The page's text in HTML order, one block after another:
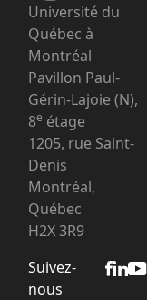
Université du
Québec à
Montréal
Pavillon Paul-
Gérin-Lajoie (N),
8e étage
1205, rue Saint-
Denis
Montréal,
Québec
H2X 3R9
Suivez-
nous